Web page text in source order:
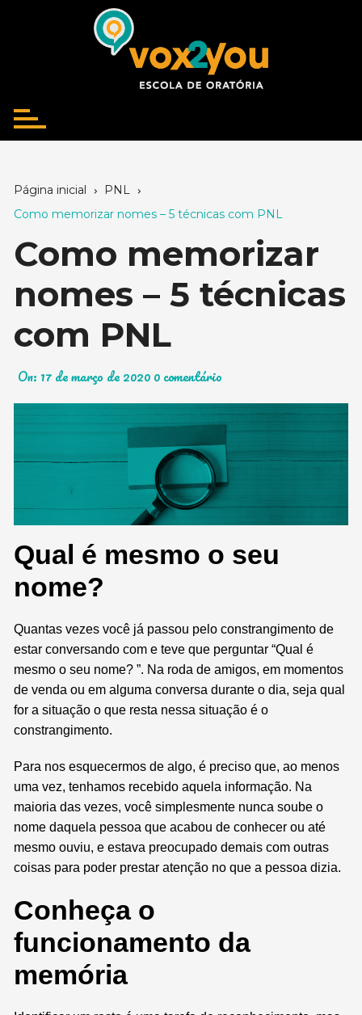
Página inicial
PNL
Como memorizar nomes – 5 técnicas com PNL
Como memorizar
nomes – 5 técnicas
com PNL
On: 17 de março de 20200 comentário
Qual é mesmo o seu
nome?
Quantas vezes você já passou pelo constrangimento de
estar conversando com e teve que perguntar “Qual é
mesmo o seu nome? ”. Na roda de amigos, em momentos
de venda ou em alguma conversa durante o dia, seja qual
for a situação o que resta nessa situação é o
constrangimento.
Para nos esquecermos de algo, é preciso que, ao menos
uma vez, tenhamos recebido aquela informação. Na
maioria das vezes, você simplesmente nunca soube o
nome daquela pessoa que acabou de conhecer ou até
mesmo ouviu, e estava preocupado demais com outras
coisas para poder prestar atenção no que a pessoa dizia.
Conheça o
funcionamento da
memória